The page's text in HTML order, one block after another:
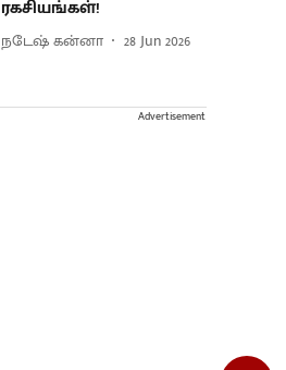
ரகசியங்கள்!
நடேஷ் கன்னா 28 Jun 2026
Advertisement